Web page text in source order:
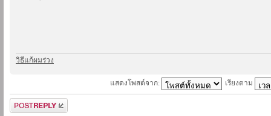
วิธีแก้ผมร่วง
แสดงโพสต์จาก: เรียงตาม
ตอบกระทู้